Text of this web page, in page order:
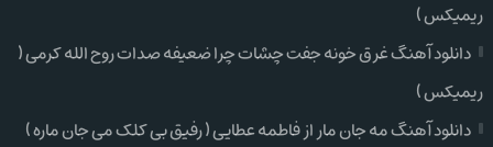
ریمیکس )
دانلود آهنگ غرق خونه جفت چشات چرا ضعیفه صدات روح الله کرمی (
ریمیکس )
دانلود آهنگ مه جان مار از فاطمه عطایی ( رفیق بی کلک می جان ماره )